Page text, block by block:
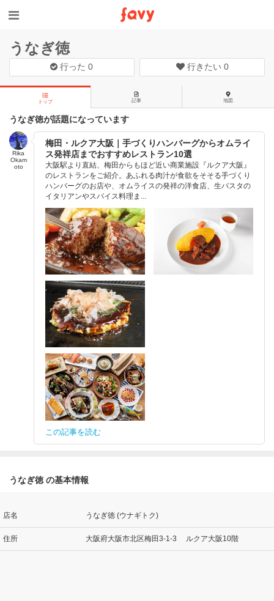
うなぎ徳
行った0 行きたい 0
トップ 記事 地図
うなぎ徳が話題になっています
Rika
Okam
oto
梅田・ルクア大阪｜手づくりハンバーグからオムライ
ス発祥店までおすすめレストラン10選
大阪駅より直結、梅田からもほど近い商業施設『ルクア大阪』
のレストランをご紹介。あふれる肉汁が食欲をそそる手づくり
ハンバーグのお店や、オムライスの発祥の洋食店、生パスタの
イタリアンやスパイス料理ま...
この記事を読む
うなぎ徳 の基本情報
店名 うなぎ徳 (ウナギトク)
住所 大阪府大阪市北区梅田3-1-3 ルクア大阪10階